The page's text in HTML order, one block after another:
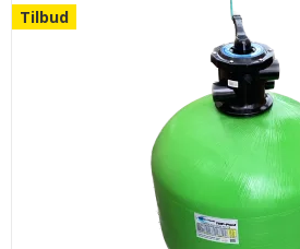
Tilbud